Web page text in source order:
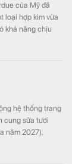
của Mỹ đã
loại hợp kim vừa
khả năng chịu
hệ thống trang
cung sữa tươi
năm 2027).